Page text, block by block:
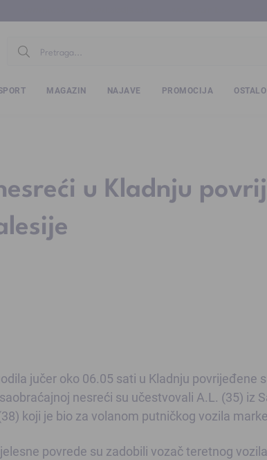
MAGAZIN NAJAVE PROMOCIJA OSTALO
u Kladnju
jučer oko 06.05 sati u Kladnju povrijeđene
nesreći su učestvovali A.L. (35) iz
koji je bio za volanom putničkog vozila marke
povrede su zadobili vozač teretnog